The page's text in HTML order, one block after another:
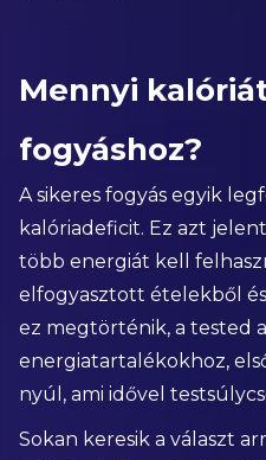
Mennyi
fogyáshoz?
A sikeres fogyás egyik
kalóriadeficit. Ez azt
több energiát kell
elfogyasztott ételekből
ez megtörténik, a tested
energiatartalékokhoz,
nyúl, ami idővel
Sokan keresik a választ